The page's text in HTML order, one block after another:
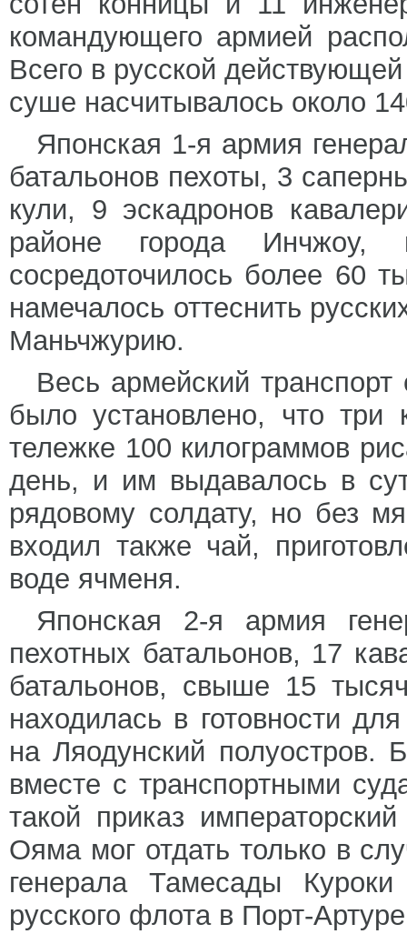
командующего армией
Всего в русской
суше насчитывалось около
Японская 1-я армия
батальонов пехоты, 3
кули, 9 эскадронов
районе города
сосредоточилось более 60
намечалось оттеснить
Маньчжурию.
Весь армейский
было установлено, что
тележке 100 килограммов
день, и им выдавалось в
рядовому солдату, но без
входил также чай,
воде ячменя.
Японская 2-я армия
пехотных батальонов, 17
батальонов, свыше 15
находилась в готовности
на Ляодунский полуостров.
вместе с транспортными
такой приказ
Ояма мог отдать только в
генерала Тамесады
русского флота в Порт-